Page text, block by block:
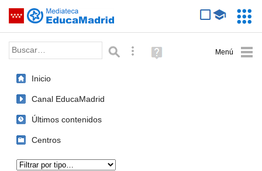
Saltar navegación
Palabra o frase: Búsqueda avanzada
Ayuda
(en
Inicio
Canal EducaMadrid
Últimos contenidos
Centros